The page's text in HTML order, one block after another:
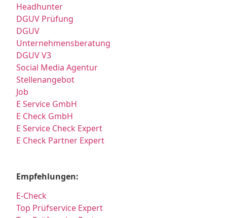
Headhunter
DGUV Prüfung
DGUV
Unternehmensberatung
DGUV V3
Social Media Agentur
Stellenangebot
Job
E Service GmbH
E Check GmbH
E Service Check Expert
E Check Partner Expert
Empfehlungen:
E-Check
Top Prüfservice Expert